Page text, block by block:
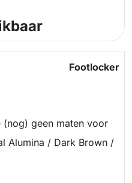
Footlocker
geen maten voor
Alumina / Dark Brown /